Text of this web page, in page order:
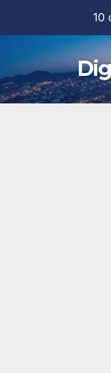
contenido
10